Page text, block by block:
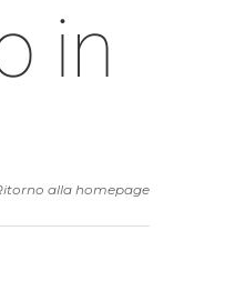
in
alla homepage